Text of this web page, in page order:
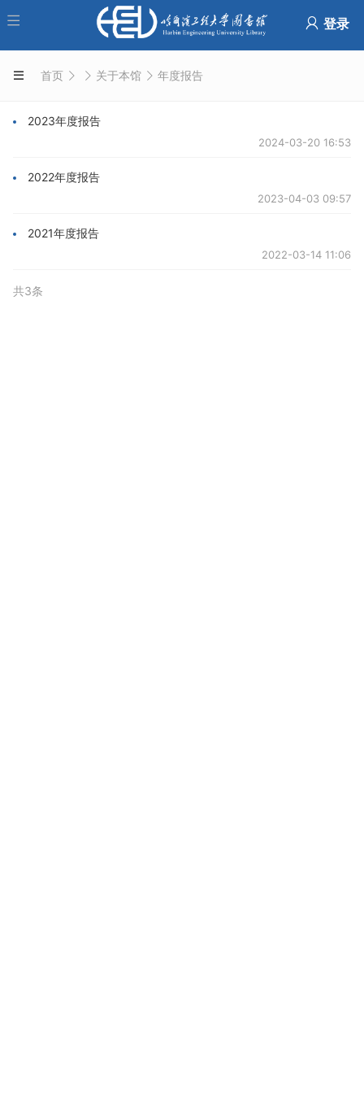
登录
首页 关于本馆 年度报告
2023年度报告
2024-03-20 16:53
2022年度报告
2023-04-03 09:57
2021年度报告
2022-03-14 11:06
共3条